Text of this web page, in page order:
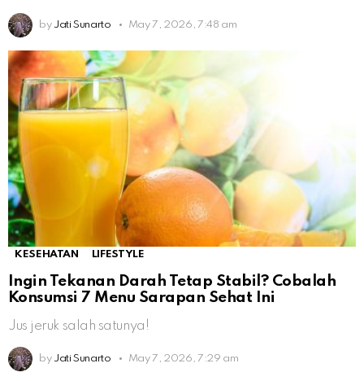
by Jati Sunarto May 7, 2026, 7:48 am
KESEHATAN LIFESTYLE
Ingin Tekanan Darah Tetap Stabil? Cobalah
Konsumsi 7 Menu Sarapan Sehat Ini
Jus jeruk salah satunya!
by Jati Sunarto May 7, 2026, 7:29 am